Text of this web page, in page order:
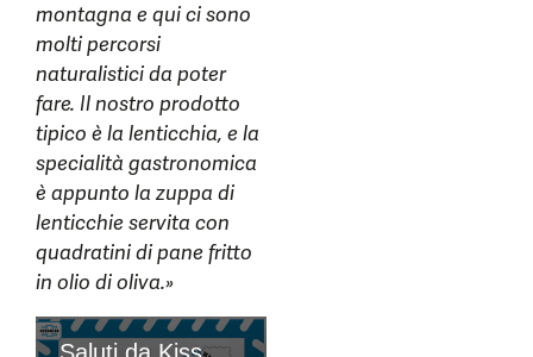
montagna e qui ci sono
molti percorsi
naturalistici da poter
fare. Il nostro prodotto
tipico è la lenticchia, e la
specialità gastronomica
è appunto la zuppa di
lenticchie servita con
quadratini di pane fritto
in olio di oliva.»